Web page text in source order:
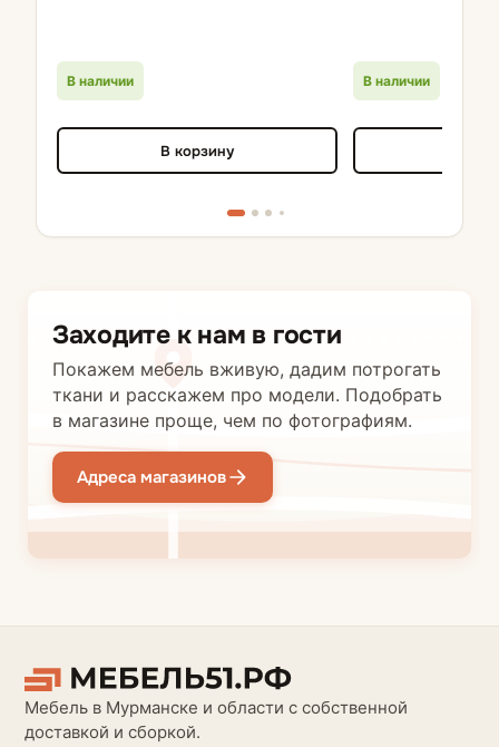
В наличии
В корзину
В наличии
Заходите к нам в гости
Покажем мебель вживую, дадим потрогать
ткани и расскажем про модели. Подобрать
в магазине проще, чем по фотографиям.
Адреса магазинов
Мебель в Мурманске и области с собственной
доставкой и сборкой.